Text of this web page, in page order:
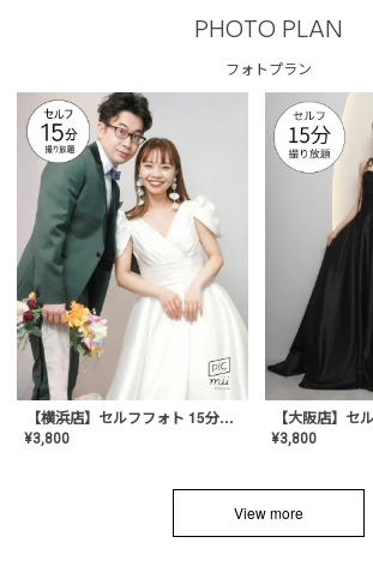
PHOTO PLAN
フォトプラン
【横浜店】セルフフォト 15分撮り放題プラン
¥3,800 ¥3,800
View more